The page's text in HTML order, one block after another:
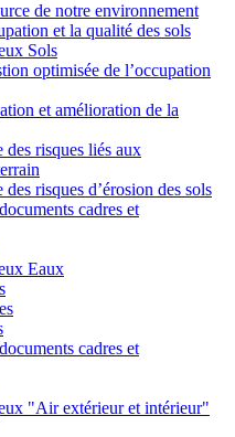
de notre environnement
et la qualité des sols
Sols
optimisée de l’occupation
et amélioration de la
risques liés aux
risques d’érosion des sols
cadres et
Eaux
cadres et
"Air extérieur et intérieur"